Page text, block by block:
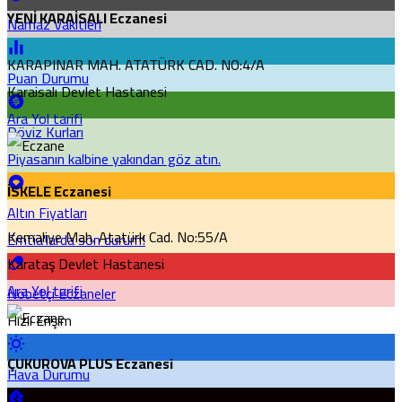
Namaz Vakitleri
Puan Durumu
Döviz Kurları
Piyasanın kalbine yakından göz atın.
Altın Fiyatları
Emtia'larda son durum!
Nöbetçi Eczaneler
Hızlı Erişim
Hava Durumu
YENİ KARAİSALI Eczanesi
KARAPINAR MAH. ATATÜRK CAD. NO:4/A
Karaisalı Devlet Hastanesi
AraYol tarifi
İSKELE Eczanesi
Kemaliye Mah. Atatürk Cad. No:55/A
Karataş Devlet Hastanesi
AraYol tarifi
ÇUKUROVA PLUS Eczanesi